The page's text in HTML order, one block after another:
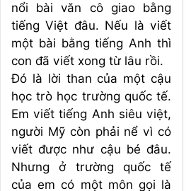
nổi bài văn cô giao bằng
tiếng Việt đâu. Nếu là viết
một bài bằng tiếng Anh thì
con đã viết xong từ lâu rồi.
Đó là lời than của một cậu
học trò học trường quốc tế.
Em viết tiếng Anh siêu việt,
người Mỹ còn phải nể vì có
viết được như cậu bé đâu.
Nhưng ở trường quốc tế
của em có một môn gọi là